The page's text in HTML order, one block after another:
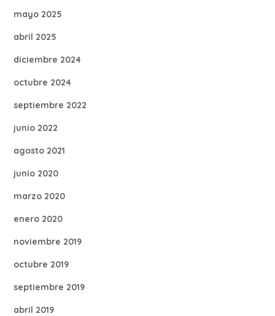
mayo 2025
abril 2025
diciembre 2024
octubre 2024
septiembre 2022
junio 2022
agosto 2021
junio 2020
marzo 2020
enero 2020
noviembre 2019
octubre 2019
septiembre 2019
abril 2019